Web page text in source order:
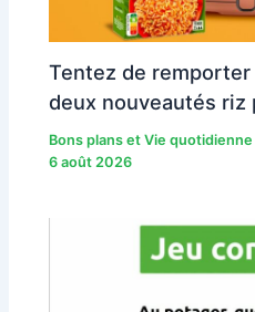
Tentez de
deux nouveautés riz
Bons plans et Vie quotidienne
6 août 2026